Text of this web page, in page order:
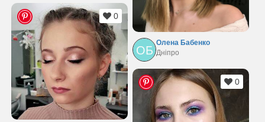
ОБ
Олена Бабенко
Дніпро
0
0